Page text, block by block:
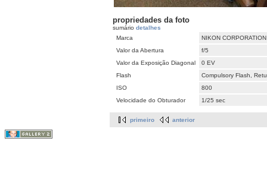
propriedades da foto
sumário detalhes
Marca
NIKON CORPORATION
Valor da Abertura
f/5
Valor da Exposição Diagonal
0 EV
Flash
Compulsory Flash,
ISO
800
Velocidade do Obturador
1/25 sec
primeiro anterior